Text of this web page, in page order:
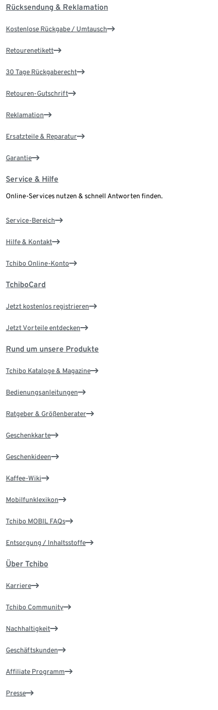
Rücksendung & Reklamation
Kostenlose Rückgabe / Umtausch
Retourenetikett
30 Tage Rückgaberecht
Retouren-Gutschrift
Reklamation
Ersatzteile & Reparatur
Garantie
Service & Hilfe
Online-Services nutzen & schnell Antworten finden.
Service-Bereich
Hilfe & Kontakt
Tchibo Online-Konto
TchiboCard
Jetzt kostenlos registrieren
Jetzt Vorteile entdecken
Rund um unsere Produkte
Tchibo Kataloge & Magazine
Bedienungsanleitungen
Ratgeber & Größenberater
Geschenkkarte
Geschenkideen
Kaffee-Wiki
Mobilfunklexikon
Tchibo MOBIL FAQs
Entsorgung / Inhaltsstoffe
Über Tchibo
Karriere
Tchibo Community
Nachhaltigkeit
Geschäftskunden
Affiliate Programm
Presse